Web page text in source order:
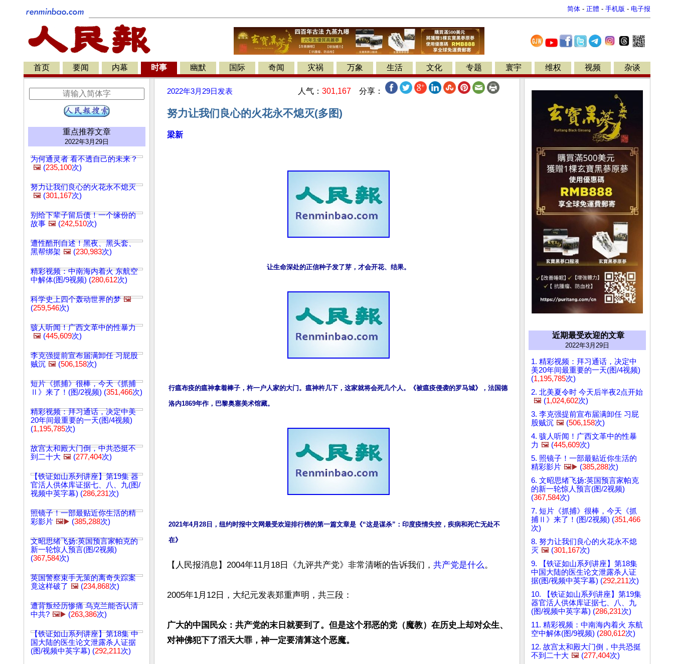
简体 - 正體 - 手机版 - 电子报
首页 要闻 内幕 时事 幽默 国际 奇闻 灾祸 万象 生活 文化 专题 寰宇 维权 视频 杂谈
重点推荐文章
2022年3月29日
为何通灵者 看不透自己的未来？
🖼️ (235,100次)
努力让我们良心的火花永不熄灭
🖼️ (301,167次)
别给下辈子留后债！一个缘份的
故事 🖼️ (242,510次)
遭性酷刑自述！黑夜、黑头套、
黑帮绑架 🖼️ (230,983次)
精彩视频：中南海内着火 东航空
中解体(图/9视频) (280,612次)
科学史上四个轰动世界的梦 🖼️
(259,546次)
骇人听闻！广西文革中的性暴力
🖼️ (445,609次)
李克强提前宣布届满卸任 习屁股
贼沉 🖼️ (506,158次)
短片《抓捕》很棒，今天《抓捕
Ⅱ》来了！(图/2视频) (351,466次)
精彩视频：拜习通话，决定中美
20年间最重要的一天(图/4视频)
(1,195,785次)
故宫太和殿大门倒，中共恐挺不
到二十大 🖼️ (277,404次)
【铁证如山系列讲座】第19集 器
官活人供体库证据七、八、九(图/
视频中英字幕) (286,231次)
照镜子！一部最贴近你生活的精
彩影片 🖼️▶️ (385,288次)
文昭思绪飞扬:英国预言家帕克的
新一轮惊人预言(图/2视频)
(367,584次)
英国警察束手无策的离奇失踪案
竟这样破了 🖼️ (234,868次)
遭背叛经历惨痛 乌克兰能否认清
中共? 🖼️▶️ (263,386次)
【铁证如山系列讲座】第18集 中
国大陆的医生论文泄露杀人证据
(图/视频中英字幕) (292,211次)
2022年3月29日 发表 人气： 301,167 分享：
努力让我们良心的火花永不熄灭(多图)
梁新
让生命深处的正信种子发了芽，才会开花、结果。
行瘟布疫的瘟神拿着棒子，杵一户人家的大门。瘟神杵几下，这家就将会死几个人。《被瘟疫侵袭的罗马城》，法国德
洛内1869年作，巴黎奥塞美术馆藏。
2021年4月28日，纽约时报中文网最受欢迎排行榜的第一篇文章是《“这是谋杀”：印度疫情失控，疾病和死亡无处不
在》
【人民报消息】2004年11月18日《九评共产党》非常清晰的告诉我们， 共产党是什么。
2005年1月12日，大纪元发表郑重声明，共三段：
广大的中国民众：共产党的末日就要到了。但是这个邪恶的党（魔教）在历史上却对众生、
对神佛犯下了滔天大罪，神一定要清算这个恶魔。
近期最受欢迎的文章
2022年3月29日
1. 精彩视频：拜习通话，决定中
美20年间最重要的一天(图/4视频)
(1,195,785次)
2. 北美夏令时 今天后半夜2点开始
🖼️ (1,024,602次)
3. 李克强提前宣布届满卸任 习屁
股贼沉 🖼️ (506,158次)
4. 骇人听闻！广西文革中的性暴
力 🖼️ (445,609次)
5. 照镜子！一部最贴近你生活的
精彩影片 🖼️▶️ (385,288次)
6. 文昭思绪飞扬:英国预言家帕克
的新一轮惊人预言(图/2视频)
(367,584次)
7. 短片《抓捕》很棒，今天《抓
捕Ⅱ》来了！(图/2视频) (351,466
次)
8. 努力让我们良心的火花永不熄
灭 🖼️ (301,167次)
9. 【铁证如山系列讲座】第18集
中国大陆的医生论文泄露杀人证
据(图/视频中英字幕) (292,211次)
10. 【铁证如山系列讲座】第19集
器官活人供体库证据七、八、九
(图/视频中英字幕) (286,231次)
11. 精彩视频：中南海内着火 东航
空中解体(图/9视频) (280,612次)
12. 故宫太和殿大门倒，中共恐挺
不到二十大 🖼️ (277,404次)